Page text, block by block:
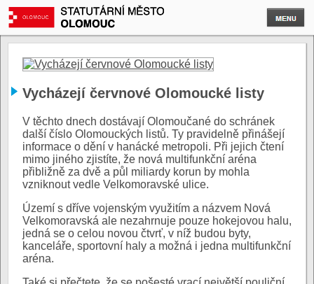
Vycházejí červnové Olomoucké listy
V těchto dnech dostávají Olomoučané do schránek
další číslo Olomouckých listů. Ty pravidelně přinášejí
informace o dění v hanácké metropoli. Při jejich čtení
mimo jiného zjistíte, že nová multifunkční aréna
přibližně za dvě a půl miliardy korun by mohla
vzniknout vedle Velkomoravské ulice.
Území s dříve vojenským využitím a názvem Nová
Velkomoravská ale nezahrnuje pouze hokejovou halu,
jedná se o celou novou čtvrť, v níž budou byty,
kanceláře, sportovní haly a možná i jedna multifunkční
aréna.